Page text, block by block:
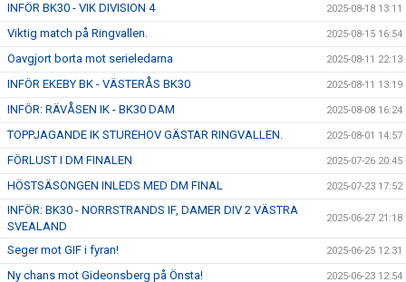
INFÖR BK30 - VIK DIVISION 4 2025-08-18 13:11
Viktig match på Ringvallen. 2025-08-15 16:54
Oavgjort borta mot serieledarna 2025-08-11 22:13
INFÖR EKEBY BK - VÄSTERÅS BK30 2025-08-11 13:19
INFÖR: RÄVÅSEN IK - BK30 DAM 2025-08-08 16:24
TOPPJAGANDE IK STUREHOV GÄSTAR RINGVALLEN. 2025-08-01 14:57
FÖRLUST I DM FINALEN 2025-07-26 20:45
HÖSTSÄSONGEN INLEDS MED DM FINAL 2025-07-23 17:52
INFÖR: BK30 - NORRSTRANDS IF, DAMER DIV 2 VÄSTRA
SVEALAND
2025-06-27 21:18
Seger mot GIF i fyran! 2025-06-25 12:31
Ny chans mot Gideonsberg på Önsta! 2025-06-23 12:54